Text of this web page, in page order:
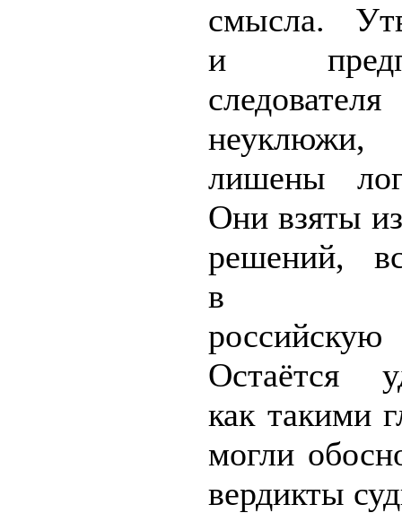
смысла.
и
лишены
Они взяты
решений,
в
Остаётся
как такими
могли
вердикты